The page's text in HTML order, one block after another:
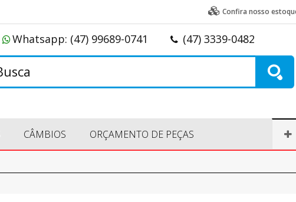
Confira nosso
Whatsapp: (47) 99689-0741 (47) 3339-0482
CÂMBIOS ORÇAMENTO DE PEÇAS